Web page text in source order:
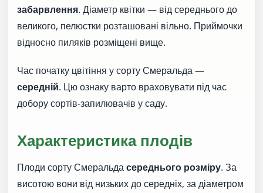
забарвлення. Діаметр квітки — від середнього до
великого, пелюстки розташовані вільно. Приймочки
відносно пиляків розміщені вище.
Час початку цвітіння у сорту Смеральда —
середній. Цю ознаку варто враховувати під час
добору сортів-запилювачів у саду.
Характеристика плодів
Плоди сорту Смеральдасереднього розміру. За
висотою вони від низьких до середніх, за діаметром